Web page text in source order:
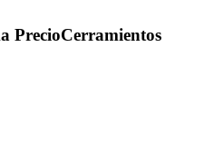
PrecioCerramientos